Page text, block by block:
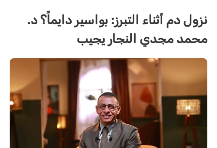
نزول دم أثناء التبرز: بواسير دايماً؟ د.
محمد مجدي النجار يجيب